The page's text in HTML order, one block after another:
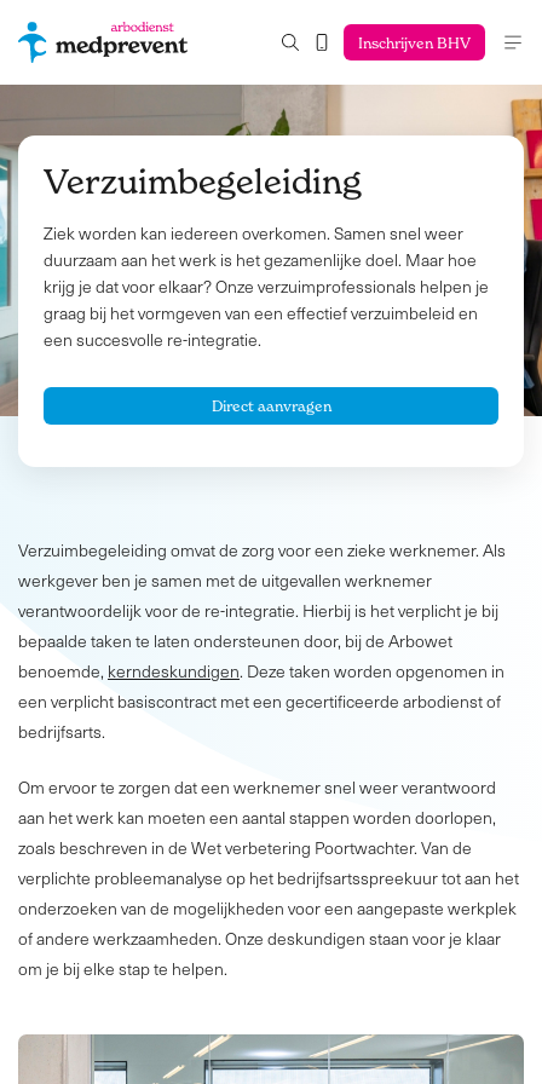
Inschrijven BHV
Verzuimbegeleiding
Ziek worden kan iedereen overkomen. Samen snel weer
duurzaam aan het werk is het gezamenlijke doel. Maar hoe
krijg je dat voor elkaar? Onze verzuimprofessionals helpen je
graag bij het vormgeven van een effectief verzuimbeleid en
een succesvolle re-integratie.
Direct aanvragen
Verzuimbegeleiding omvat de zorg voor een zieke werknemer. Als
werkgever ben je samen met de uitgevallen werknemer
verantwoordelijk voor de re-integratie. Hierbij is het verplicht je bij
bepaalde taken te laten ondersteunen door, bij de Arbowet
benoemde, kerndeskundigen. Deze taken worden opgenomen in
een verplicht basiscontract met een gecertificeerde arbodienst of
bedrijfsarts.
Om ervoor te zorgen dat een werknemer snel weer verantwoord
aan het werk kan moeten een aantal stappen worden doorlopen,
zoals beschreven in de Wet verbetering Poortwachter. Van de
verplichte probleemanalyse op het bedrijfsartsspreekuur tot aan het
onderzoeken van de mogelijkheden voor een aangepaste werkplek
of andere werkzaamheden. Onze deskundigen staan voor je klaar
om je bij elke stap te helpen.